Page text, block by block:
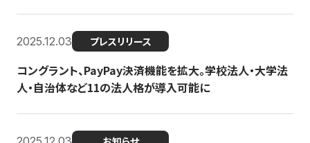
2025.12.03 プレスリリース
コングラント、PayPay決済機能を拡大。学校法人・大学法
人・自治体など11の法人格が導入可能に